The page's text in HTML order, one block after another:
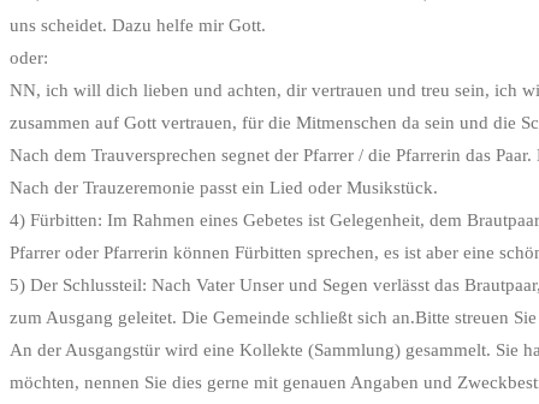
uns scheidet. Dazu helfe mir Gott.
oder:
NN, ich will dich lieben und achten, dir vertrauen und treu sein, ich
zusammen auf Gott vertrauen, für die Mitmenschen da sein und die
Nach dem Trauversprechen segnet der Pfarrer / die Pfarrerin das
Nach der Trauzeremonie passt ein Lied oder Musikstück.
4) Fürbitten: Im Rahmen eines Gebetes ist Gelegenheit, dem
Pfarrer oder Pfarrerin können Fürbitten sprechen, es ist aber eine
5) Der Schlussteil: Nach Vater Unser und Segen verlässt das
zum Ausgang geleitet. Die Gemeinde schließt sich an.Bitte streuen
An der Ausgangstür wird eine Kollekte (Sammlung) gesammelt. Sie
möchten, nennen Sie dies gerne mit genauen Angaben und